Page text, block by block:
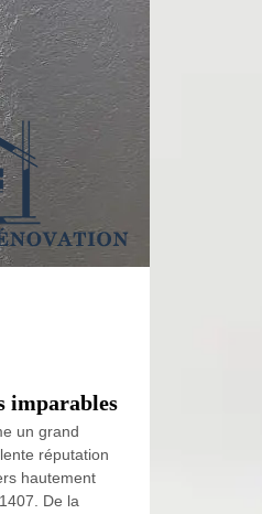
imparables
un grand
réputation
hautement
De la